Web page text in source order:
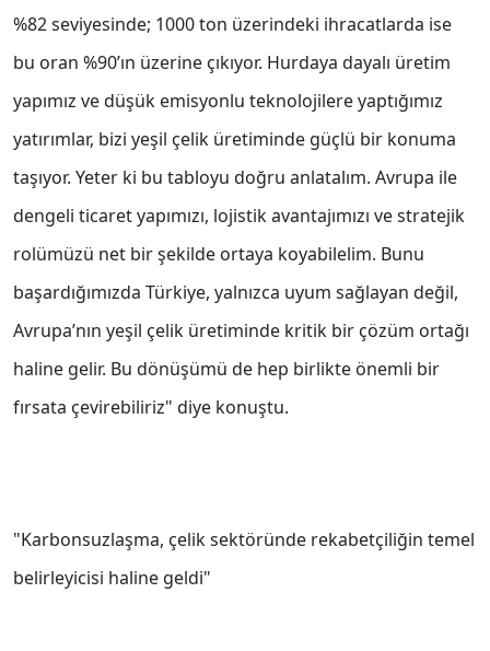
%82 seviyesinde; 1000 ton üzerindeki ihracatlarda ise
bu oran %90’ın üzerine çıkıyor. Hurdaya dayalı üretim
yapımız ve düşük emisyonlu teknolojilere yaptığımız
yatırımlar, bizi yeşil çelik üretiminde güçlü bir konuma
taşıyor. Yeter ki bu tabloyu doğru anlatalım. Avrupa ile
dengeli ticaret yapımızı, lojistik avantajımızı ve stratejik
rolümüzü net bir şekilde ortaya koyabilelim. Bunu
başardığımızda Türkiye, yalnızca uyum sağlayan değil,
Avrupa’nın yeşil çelik üretiminde kritik bir çözüm ortağı
haline gelir. Bu dönüşümü de hep birlikte önemli bir
fırsata çevirebiliriz" diye konuştu.
"Karbonsuzlaşma, çelik sektöründe rekabetçiliğin temel
belirleyicisi haline geldi"